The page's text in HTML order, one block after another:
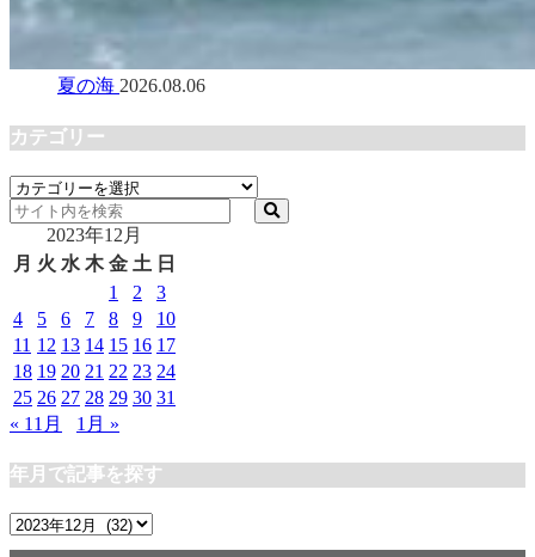
夏の海 2026.08.06
カテゴリー
カ
テ
リ
2023年12月
月 火 水 木 金 土 日
1
2
3
4
5 6 7 8 9
10
11 12 13 14 15 16 17
18 19 20 21 22 23 24
25 26 27 28 29 30 31
« 11月
1月 »
年月で記事を探す
年
月